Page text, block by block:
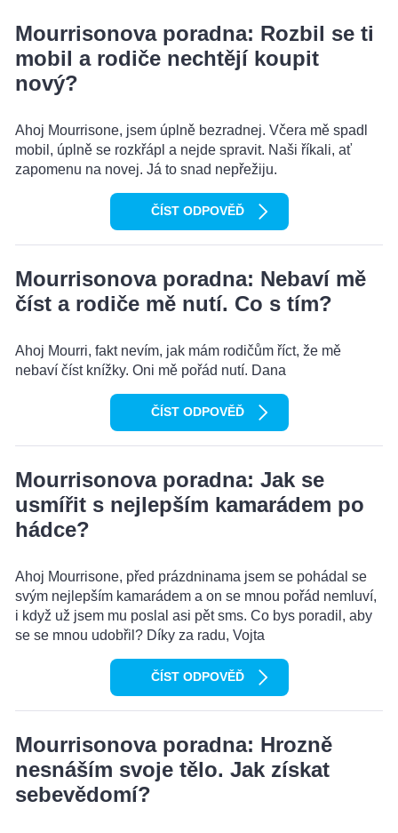
Mourrisonova poradna: Rozbil se ti
mobil a rodiče nechtějí koupit
nový?
Ahoj Mourrisone, jsem úplně bezradnej. Včera mě spadl
mobil, úplně se rozkřápl a nejde spravit. Naši říkali, ať
zapomenu na novej. Já to snad nepřežiju.
ČÍST ODPOVĚĎ
Mourrisonova poradna: Nebaví mě
číst a rodiče mě nutí. Co s tím?
Ahoj Mourri, fakt nevím, jak mám rodičům říct, že mě
nebaví číst knížky. Oni mě pořád nutí. Dana
ČÍST ODPOVĚĎ
Mourrisonova poradna: Jak se
usmířit s nejlepším kamarádem po
hádce?
Ahoj Mourrisone, před prázdninama jsem se pohádal se
svým nejlepším kamarádem a on se mnou pořád nemluví,
i když už jsem mu poslal asi pět sms. Co bys poradil, aby
se se mnou udobřil? Díky za radu, Vojta
ČÍST ODPOVĚĎ
Mourrisonova poradna: Hrozně
nesnáším svoje tělo. Jak získat
sebevědomí?